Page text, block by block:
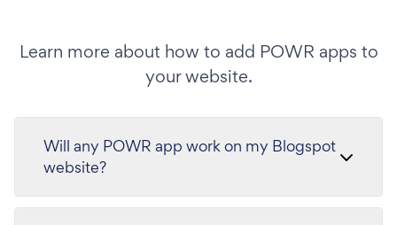
Learn more about how to add POWR apps to
your website.
Will any POWR app work on my Blogspot
website?